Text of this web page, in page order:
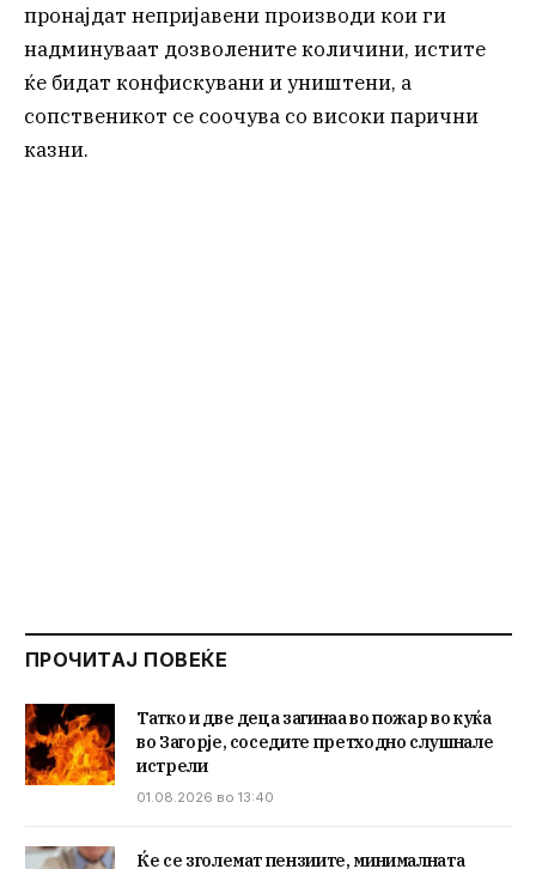
пронајдат непријавени производи кои ги
надминуваат дозволените количини, истите
ќе бидат конфискувани и уништени, а
сопственикот се соочува со високи парични
казни.
ПРОЧИТАЈ ПОВЕЌЕ
Татко и две деца загинаа во пожар во куќа
во Загорје, соседите претходно слушнале
истрели
01.08.2026 во 13:40
Ќе се зголемат пензиите, минималната